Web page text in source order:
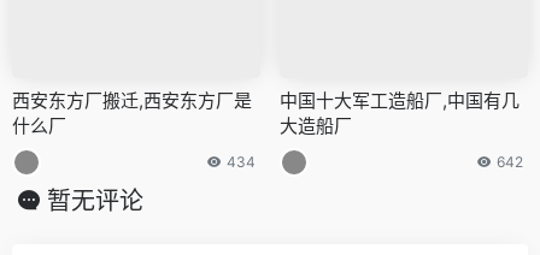
西安东方厂搬迁,西安东方厂是
什么厂
434
中国十大军工造船厂,中国有几
大造船厂
642
暂无评论